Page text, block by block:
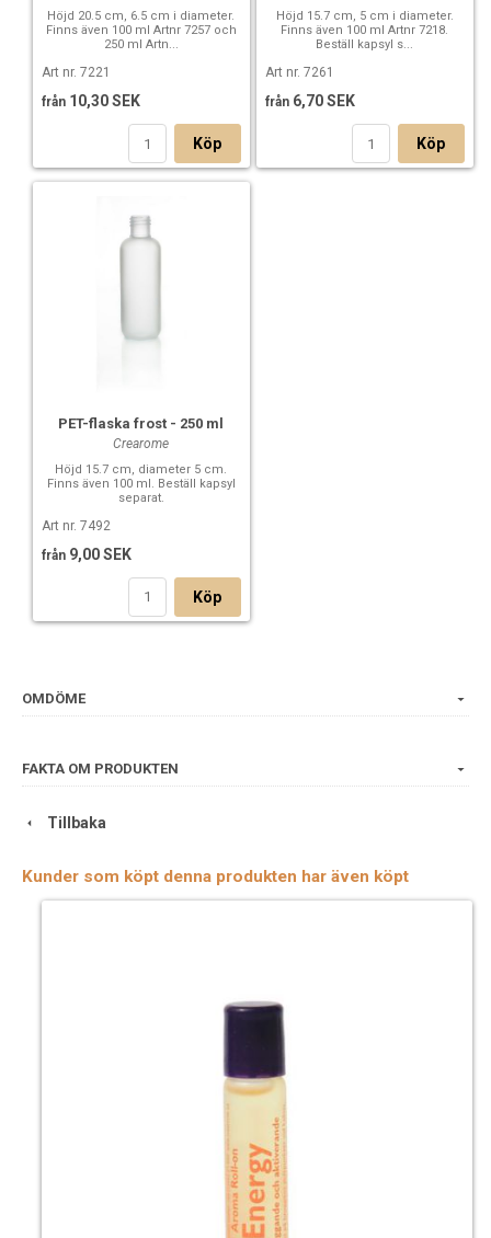
Höjd 20.5 cm, 6.5 cm i diameter.
Finns även 100 ml Artnr 7257 och
250 ml Artn...
Art nr. 7221
från 10,30 SEK
Köp
Höjd 15.7 cm, 5 cm i diameter.
Finns även 100 ml Artnr 7218.
Beställ kapsyl s...
Art nr. 7261
från 6,70 SEK
Köp
PET-flaska frost - 250 ml
Crearome
Höjd 15.7 cm, diameter 5 cm.
Finns även 100 ml. Beställ kapsyl
separat.
Art nr. 7492
från 9,00 SEK
Köp
OMDÖME
FAKTA OM PRODUKTEN
Tillbaka
Kunder som köpt denna produkten har även köpt